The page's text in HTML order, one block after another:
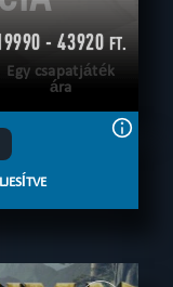
- 43920 FT.
Egy csapatjáték
ára